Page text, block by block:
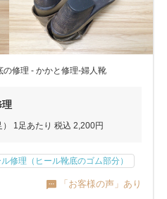
の修理 - かかと修理-婦人靴
理
） 1足あたり 税込 2,200円
ル修理（ヒール靴底のゴム部分）
「お客様の声」あり